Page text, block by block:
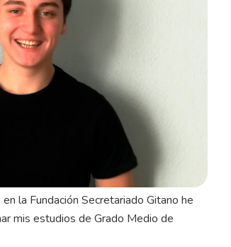
la Fundación Secretariado Gitano he
mis estudios de Grado Medio de